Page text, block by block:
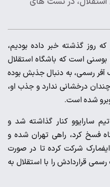
که روز گذشته خبر داده بودیم،
بوسنی است که باشگاه استقلال
رسمی، به دنبال جذبش بوده
درخشانی ندارد و جذب او،
شده است.
سارایوو کنار گذاشته شد و
فسخ کرد، راهی تهران شده و
شرکت کرده تا در صورت
قراردادش را با استقلال به